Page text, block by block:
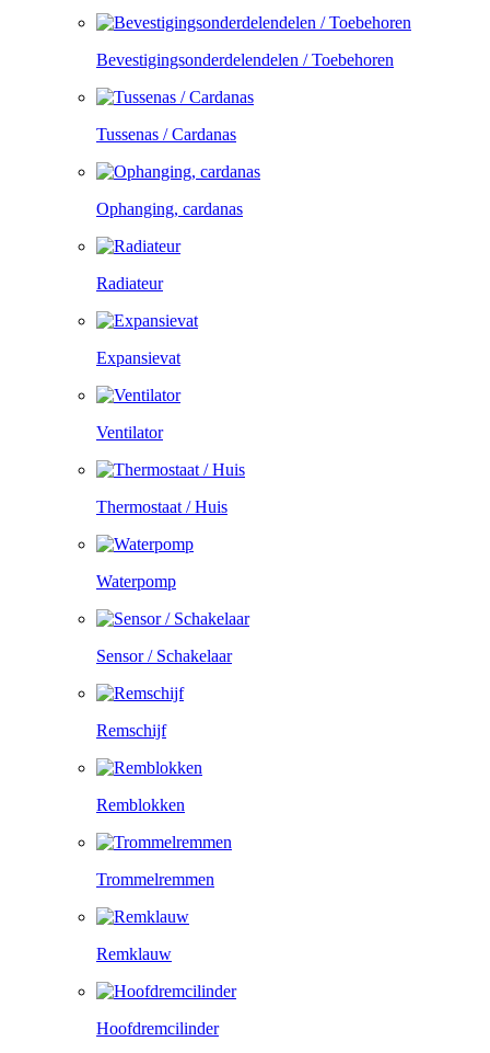
Bevestigingsonderdelendelen / Toebehoren
Tussenas / Cardanas
Ophanging, cardanas
Radiateur
Expansievat
Ventilator
Thermostaat / Huis
Waterpomp
Sensor / Schakelaar
Remschijf
Remblokken
Trommelremmen
Remklauw
Hoofdremcilinder